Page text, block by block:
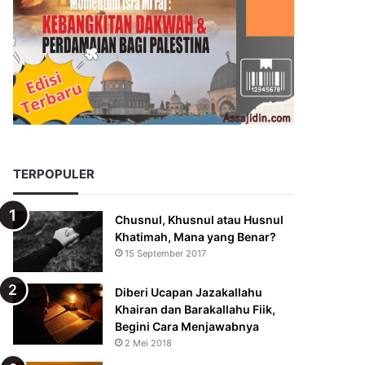
TERPOPULER
Chusnul, Khusnul atau Husnul
Khatimah, Mana yang Benar?
15 September 2017
Diberi Ucapan Jazakallahu
Khairan dan Barakallahu Fiik,
Begini Cara Menjawabnya
2 Mei 2018